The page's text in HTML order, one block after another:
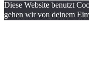
Diese Website benutzt
gehen wir von deinem